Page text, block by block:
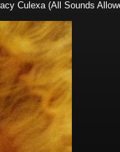
Culexa (All Sounds